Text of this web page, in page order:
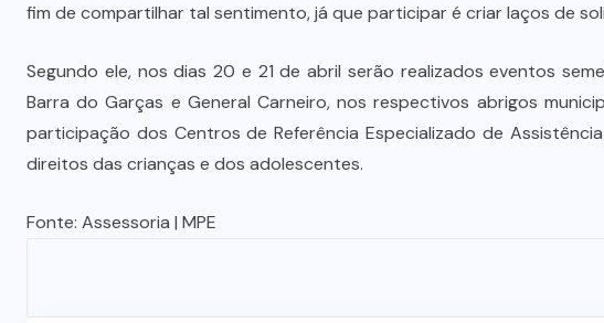
fim de compartilhar tal sentimento, já que participar é criar laços de
Segundo ele, nos dias 20 e 21 de abril serão realizados eventos
Barra do Garças e General Carneiro, nos respectivos abrigos
participação dos Centros de Referência Especializado de
direitos das crianças e dos adolescentes.
Fonte: Assessoria | MPE